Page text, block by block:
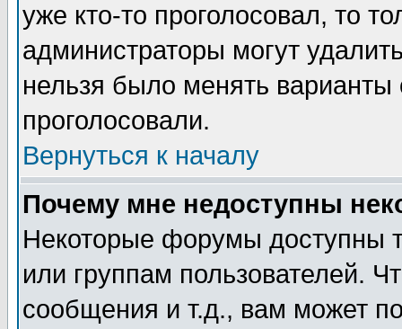
уже кто-то проголосовал, то
администраторы могут
нельзя было менять
проголосовали.
Вернуться к началу
Почему мне недоступны
Некоторые форумы доступны
или группам пользователей.
сообщения и т.д., вам может